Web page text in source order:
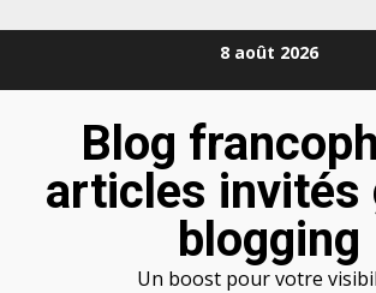
8 août 2026
Blog
articles invités
blogging
Un boost pour votre